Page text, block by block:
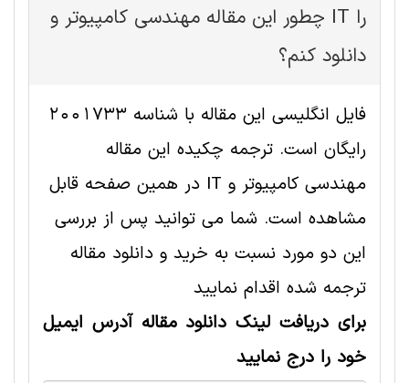
چطور این مقاله مهندسی کامپیوتر و IT را
دانلود کنم؟
فایل انگلیسی این مقاله با شناسه 2001733
رایگان است. ترجمه چکیده این مقاله
مهندسی کامپیوتر و IT در همین صفحه قابل
مشاهده است. شما می توانید پس از بررسی
این دو مورد نسبت به خرید و دانلود مقاله
ترجمه شده اقدام نمایید
برای دریافت لینک دانلود مقاله آدرس ایمیل
خود را درج نمایید